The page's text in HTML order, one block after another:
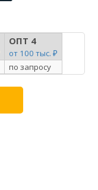
ОПТ 4
от 100 тыс. ₽
по запросу